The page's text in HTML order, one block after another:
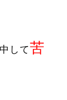
して苦